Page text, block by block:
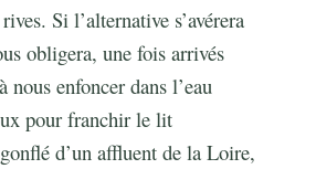
Si l’alternative s’avérera
obligera, une fois arrivés
nous enfoncer dans l’eau
pour franchir le lit
d’un affluent de la Loire,